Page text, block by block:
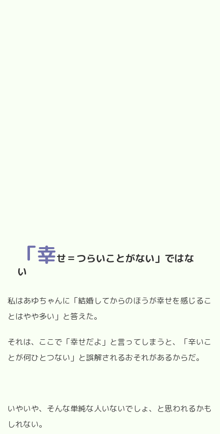
「幸せ＝つらいことがない」ではな
い
私はあゆちゃんに「結婚してからのほうが幸せを感じるこ
とはやや多い」と答えた。
それは、ここで「幸せだよ」と言ってしまうと、「辛いこ
とが何ひとつない」と誤解されるおそれがあるからだ。
いやいや、そんな単純な人いないでしょ、と思われるかも
しれない。